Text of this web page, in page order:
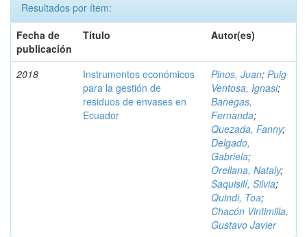
Resultados por ítem:
Fecha de
publicación
Título Autor(es)
2018
Instrumentos económicos
para la gestión de
residuos de envases en
Ecuador
Pinos, Juan; Puig
Ventosa, Ignasi;
Banegas,
Fernanda;
Quezada, Fanny;
Delgado,
Gabriela;
Orellana, Nataly;
Saquisilí, Silvia;
Quindi, Toa;
Chacón Vintimilla,
Gustavo Javier